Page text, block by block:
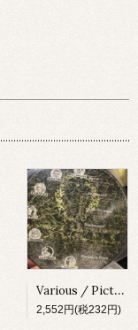
Various / Picture Disc [X-020][1997]
2,552円(税232円)